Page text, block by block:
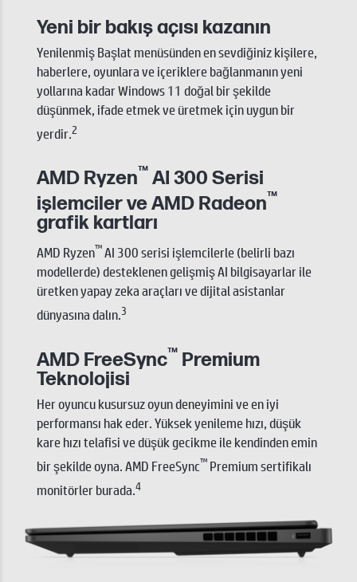
Yeni bir bakış açısı kazanın
Yenilenmiş Başlat menüsünden en sevdiğiniz kişilere,
haberlere, oyunlara ve içeriklere bağlanmanın yeni
yollarına kadar Windows 11 doğal bir şekilde
düşünmek, ifade etmek ve üretmek için uygun bir
yerdir.2
AMD Ryzen™ AI 300 Serisi
işlemciler ve AMD Radeon™
grafik kartları
AMD Ryzen™AI 300 serisi işlemcilerle (belirli bazı
modellerde) desteklenen gelişmiş AI bilgisayarlar ile
üretken yapay zeka araçları ve dijital asistanlar
dünyasına dalın.3
AMD FreeSync™ Premium
Teknolojisi
Her oyuncu kusursuz oyun deneyimini ve en iyi
performansı hak eder. Yüksek yenileme hızı, düşük
kare hızı telafisi ve düşük gecikme ile kendinden emin
bir şekilde oyna. AMD FreeSync™ Premium sertifikalı
monitörler burada.4